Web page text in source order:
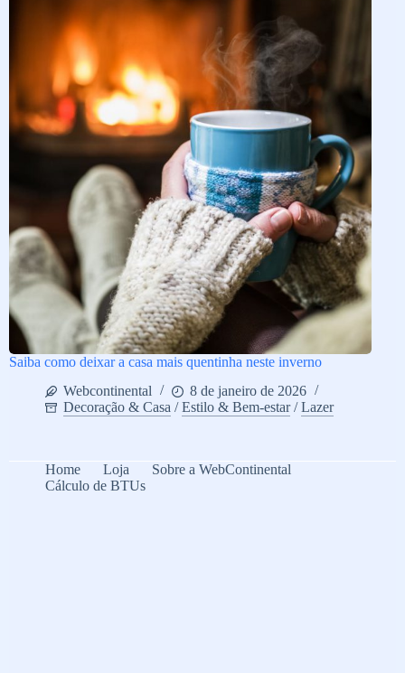
Saiba como deixar a casa mais quentinha neste inverno
Webcontinental
8 de janeiro de 2026
Decoração & Casa /Estilo & Bem-estar/Lazer
Home Loja
Sobre a WebContinental
Cálculo de BTUs